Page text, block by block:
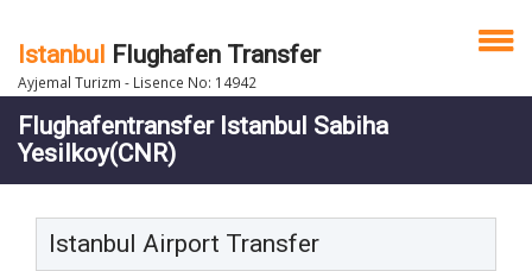
Istanbul Flughafen Transfer
Ayjemal Turizm - Lisence No: 14942
Flughafentransfer Istanbul Sabiha
Yesilkoy(CNR)
Istanbul Airport Transfer